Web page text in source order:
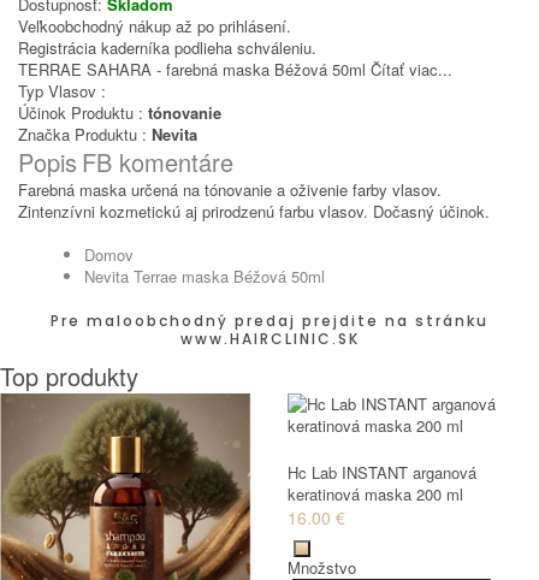
Veľkoobchodný nákup až po prihlásení.
Registrácia kaderníka podlieha schváleniu.
TERRAE SAHARA - farebná maska Béžová 50ml Čítať viac...
Typ Vlasov :
Účinok Produktu : tónovanie
Značka Produktu : Nevita
Popis FB komentáre
Farebná maska určená na tónovanie a oživenie farby vlasov.
Zintenzívni kozmetickú aj prirodzenú farbu vlasov. Dočasný účinok.
Domov
Nevita Terrae maska Béžová 50ml
Pre maloobchodný predaj prejdite na stránku
www.HAIRCLINIC.SK
Top produkty
Hc Lab INSTANT arganová
keratinová maska 200 ml
16.00 €
Množstvo